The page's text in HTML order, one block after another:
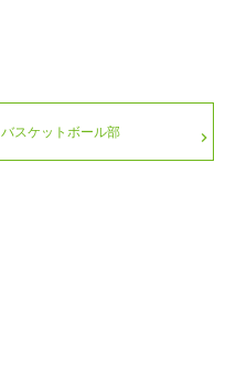
バスケットボール部